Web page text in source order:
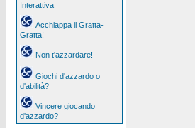
Interattiva
Acchiappa il Gratta-
Gratta!
Non t'azzardare!
Giochi d'azzardo o
d'abilità?
Vincere giocando
d'azzardo?